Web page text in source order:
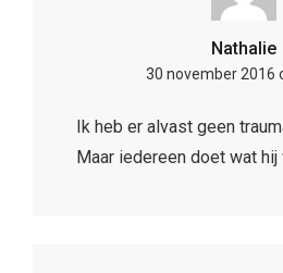
Nathalie
30 november 2016
Ik heb er alvast geen
Maar iedereen doet wat